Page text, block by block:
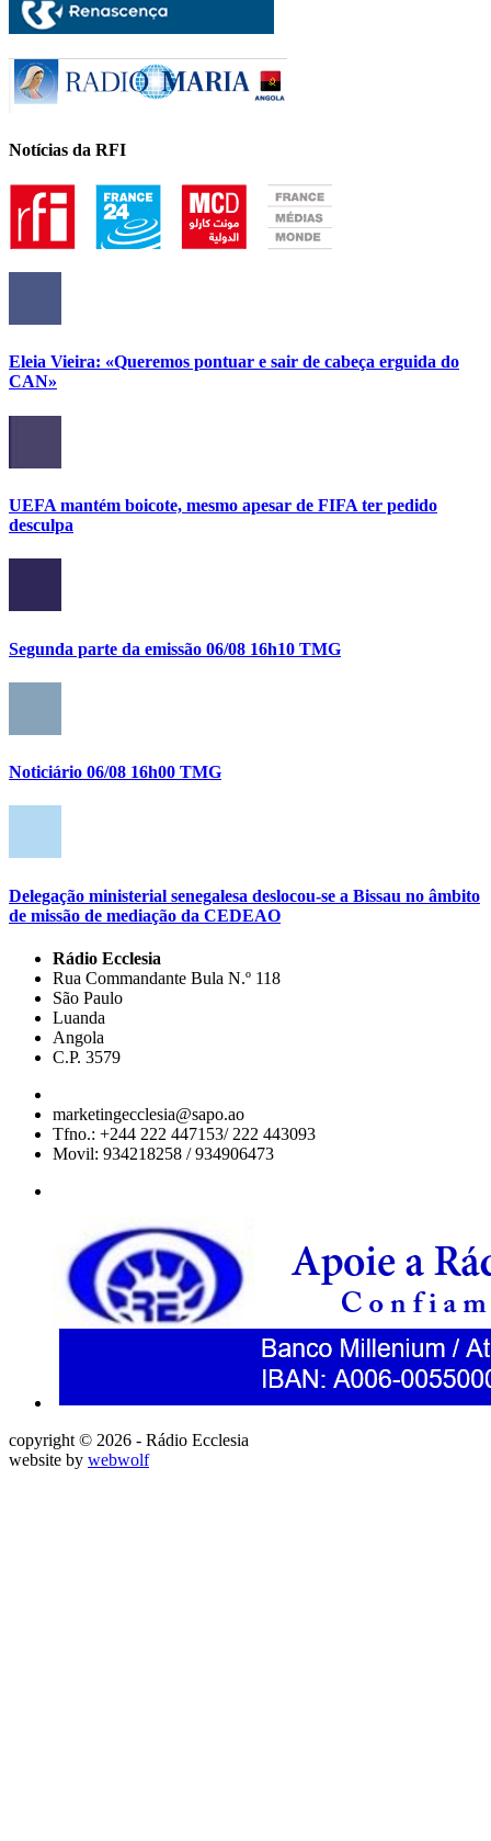
Notícias da RFI
Eleia Vieira: «Queremos pontuar e sair de cabeça erguida do
CAN»
UEFA mantém boicote, mesmo apesar de FIFA ter pedido
desculpa
Segunda parte da emissão 06/08 16h10 TMG
Noticiário 06/08 16h00 TMG
Delegação ministerial senegalesa deslocou-se a Bissau no âmbito
de missão de mediação da CEDEAO
Rádio Ecclesia
Rua Commandante Bula N.º 118
São Paulo
Luanda
Angola
C.P. 3579
marketingecclesia@sapo.ao
Tfno.: +244 222 447153/ 222 443093
Movil: 934218258 / 934906473
copyright © 2026 - Rádio Ecclesia
website by webwolf